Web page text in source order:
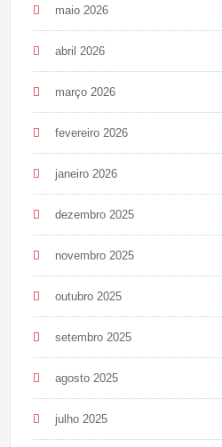
maio 2026
abril 2026
março 2026
fevereiro 2026
janeiro 2026
dezembro 2025
novembro 2025
outubro 2025
setembro 2025
agosto 2025
julho 2025